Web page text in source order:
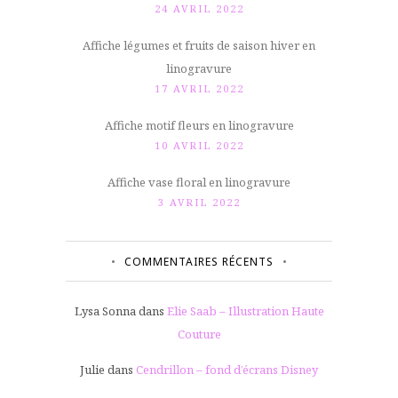
24 AVRIL 2022
Affiche légumes et fruits de saison hiver en
linogravure
17 AVRIL 2022
Affiche motif fleurs en linogravure
10 AVRIL 2022
Affiche vase floral en linogravure
3 AVRIL 2022
COMMENTAIRES RÉCENTS
Lysa Sonna dans Elie Saab – Illustration Haute
Couture
Julie dans Cendrillon – fond d’écrans Disney